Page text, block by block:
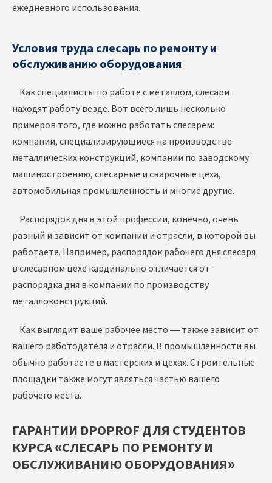
ежедневного использования.
Условия труда слесарь по ремонту и
обслуживанию оборудования
Как специалисты по работе с металлом, слесари
находят работу везде. Вот всего лишь несколько
примеров того, где можно работать слесарем:
компании, специализирующиеся на производстве
металлических конструкций, компании по заводскому
машиностроению, слесарные и сварочные цеха,
автомобильная промышленность и многие другие.
Распорядок дня в этой профессии, конечно, очень
разный и зависит от компании и отрасли, в которой вы
работаете. Например, распорядок рабочего дня слесаря
в слесарном цехе кардинально отличается от
распорядка дня в компании по производству
металлоконструкций.
Как выглядит ваше рабочее место — также зависит от
вашего работодателя и отрасли. В промышленности вы
обычно работаете в мастерских и цехах. Строительные
площадки также могут являться частью вашего
рабочего места.
ГАРАНТИИ DPOPROF ДЛЯ СТУДЕНТОВ
КУРСА «СЛЕСАРЬ ПО РЕМОНТУ И
ОБСЛУЖИВАНИЮ ОБОРУДОВАНИЯ»